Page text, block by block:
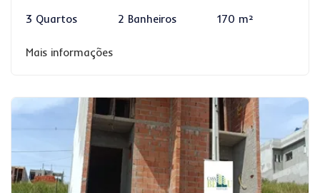
3 Quartos 2 Banheiros 170 m²
Mais informações